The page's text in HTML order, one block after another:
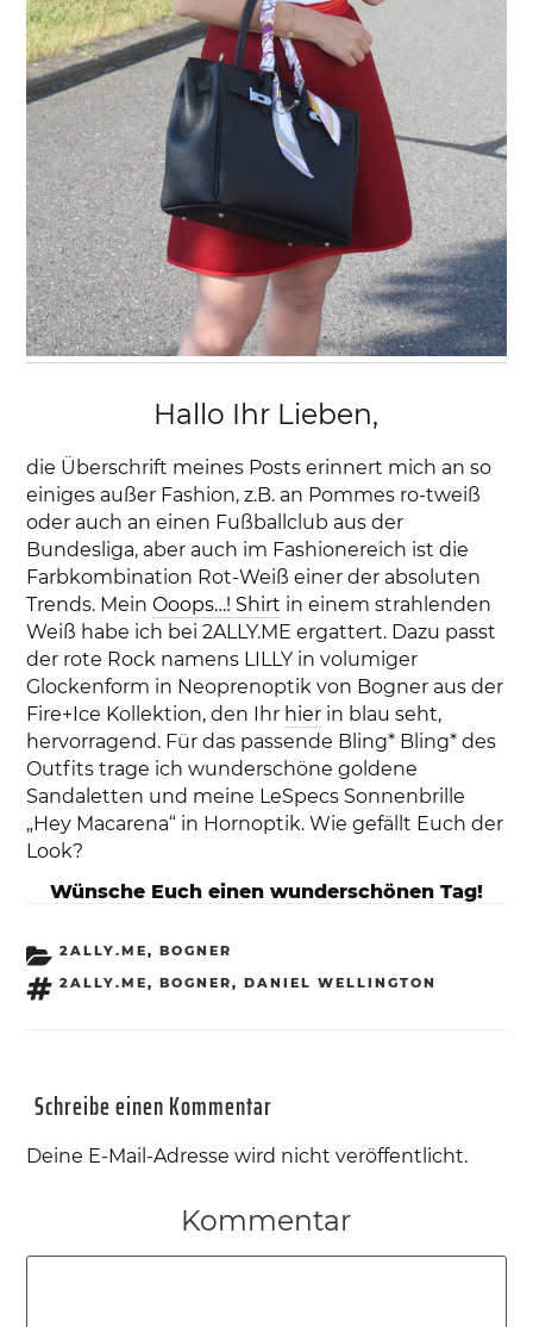
Hallo Ihr Lieben,
die Überschrift meines Posts erinnert mich an so
einiges außer Fashion, z.B. an Pommes ro-tweiß
oder auch an einen Fußballclub aus der
Bundesliga, aber auch im Fashionereich ist die
Farbkombination Rot-Weiß einer der absoluten
Trends. MeinOoops…! Shirt in einem strahlenden
Weiß habe ich bei 2ALLY.ME ergattert. Dazu passt
der rote Rock namens LILLY in volumiger
Glockenform in Neoprenoptik von Bogner aus der
Fire+Ice Kollektion, den Ihr hier in blau seht,
hervorragend. Für das passende Bling* Bling* des
Outfits trage ich wunderschöne goldene
Sandaletten und meine LeSpecs Sonnenbrille
„Hey Macarena“ in Hornoptik. Wie gefällt Euch der
Look?
Wünsche Euch einen wunderschönen Tag!
KATEGORIEN
2ALLY.ME, BOGNER
SCHLAGWÖRTER
2ALLY.ME, BOGNER, DANIEL WELLINGTON
Schreibe einen Kommentar
Deine E-Mail-Adresse wird nicht veröffentlicht.
Kommentar